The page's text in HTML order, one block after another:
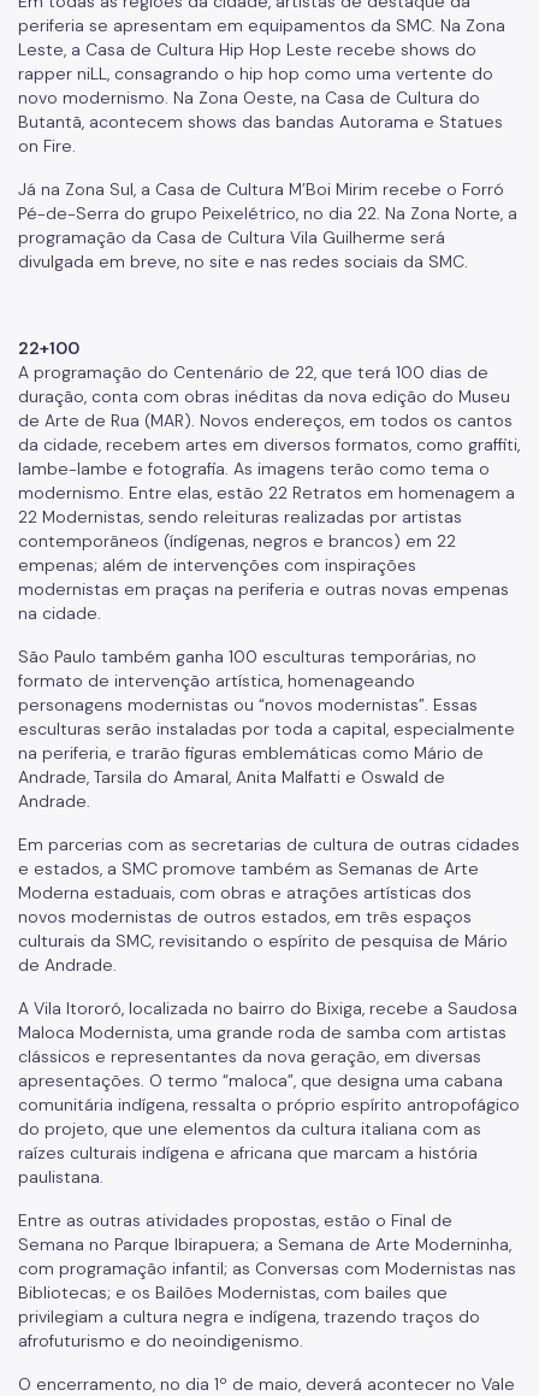
periferia se apresentam em equipamentos da SMC. Na Zona
Leste, a Casa de Cultura Hip Hop Leste recebe shows do
rapper niLL, consagrando o hip hop como uma vertente do
novo modernismo. Na Zona Oeste, na Casa de Cultura do
Butantã, acontecem shows das bandas Autorama e Statues
on Fire.
Já na Zona Sul, a Casa de Cultura M’Boi Mirim recebe o Forró
Pé-de-Serra do grupo Peixelétrico, no dia 22. Na Zona Norte, a
programação da Casa de Cultura Vila Guilherme será
divulgada em breve, no site e nas redes sociais da SMC.
22+100
A programação do Centenário de 22, que terá 100 dias de
duração, conta com obras inéditas da nova edição do Museu
de Arte de Rua (MAR). Novos endereços, em todos os cantos
da cidade, recebem artes em diversos formatos, como graffiti,
lambe-lambe e fotografia. As imagens terão como tema o
modernismo. Entre elas, estão 22 Retratos em homenagem a
22 Modernistas, sendo releituras realizadas por artistas
contemporâneos (índígenas, negros e brancos) em 22
empenas; além de intervenções com inspirações
modernistas em praças na periferia e outras novas empenas
na cidade.
São Paulo também ganha 100 esculturas temporárias, no
formato de intervenção artística, homenageando
personagens modernistas ou “novos modernistas”. Essas
esculturas serão instaladas por toda a capital, especialmente
na periferia, e trarão figuras emblemáticas como Mário de
Andrade, Tarsila do Amaral, Anita Malfatti e Oswald de
Andrade.
Em parcerias com as secretarias de cultura de outras cidades
e estados, a SMC promove também as Semanas de Arte
Moderna estaduais, com obras e atrações artísticas dos
novos modernistas de outros estados, em três espaços
culturais da SMC, revisitando o espírito de pesquisa de Mário
de Andrade.
A Vila Itororó, localizada no bairro do Bixiga, recebe a Saudosa
Maloca Modernista, uma grande roda de samba com artistas
clássicos e representantes da nova geração, em diversas
apresentações. O termo “maloca”, que designa uma cabana
comunitária indígena, ressalta o próprio espírito antropofágico
do projeto, que une elementos da cultura italiana com as
raízes culturais indígena e africana que marcam a história
paulistana.
Entre as outras atividades propostas, estão o Final de
Semana no Parque Ibirapuera; a Semana de Arte Moderninha,
com programação infantil; as Conversas com Modernistas nas
Bibliotecas; e os Bailões Modernistas, com bailes que
privilegiam a cultura negra e indígena, trazendo traços do
afrofuturismo e do neoindigenismo.
O encerramento, no dia 1º de maio, deverá acontecer no Vale